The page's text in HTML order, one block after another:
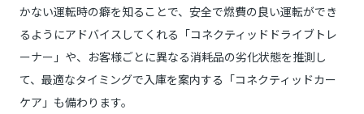
かない運転時の癖を知ることで、安全で燃費の良い運転ができ
るようにアドバイスしてくれる「コネクティッドドライブトレ
ーナー」や、お客様ごとに異なる消耗品の劣化状態を推測し
て、最適なタイミングで入庫を案内する「コネクティッドカー
ケア」も備わります。